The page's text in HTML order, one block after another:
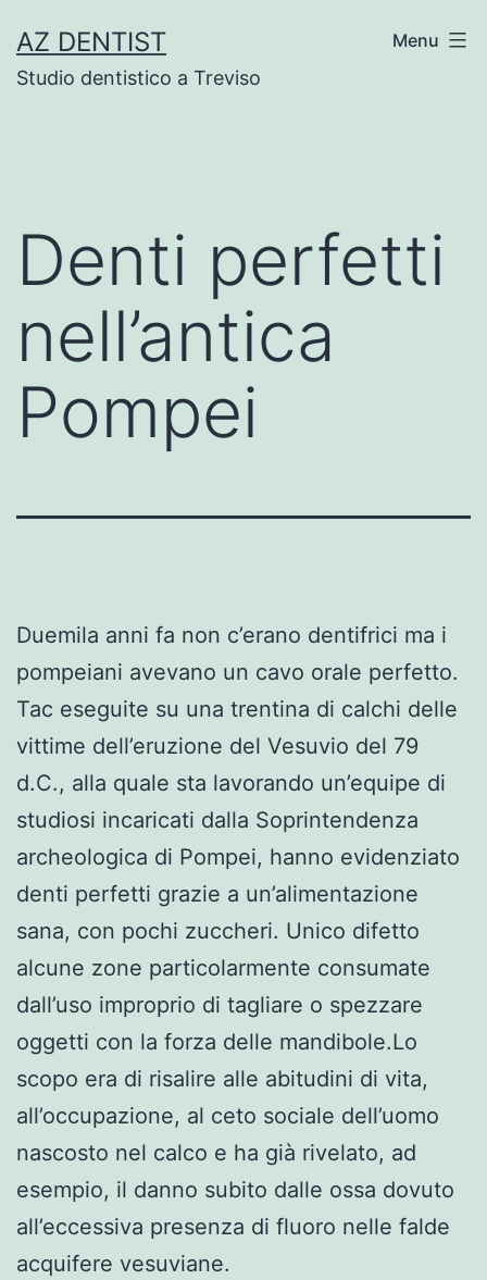
to
content
AZ DENTIST
Studio dentistico a Treviso
Menu
Denti perfetti
nell’antica
Pompei
Duemila anni fa non c’erano dentifrici ma i
pompeiani avevano un cavo orale perfetto.
Tac eseguite su una trentina di calchi delle
vittime dell’eruzione del Vesuvio del 79
d.C., alla quale sta lavorando un’equipe di
studiosi incaricati dalla Soprintendenza
archeologica di Pompei, hanno evidenziato
denti perfetti grazie a un’alimentazione
sana, con pochi zuccheri. Unico difetto
alcune zone particolarmente consumate
dall’uso improprio di tagliare o spezzare
oggetti con la forza delle mandibole.Lo
scopo era di risalire alle abitudini di vita,
all’occupazione, al ceto sociale dell’uomo
nascosto nel calco e ha già rivelato, ad
esempio, il danno subito dalle ossa dovuto
all’eccessiva presenza di fluoro nelle falde
acquifere vesuviane.